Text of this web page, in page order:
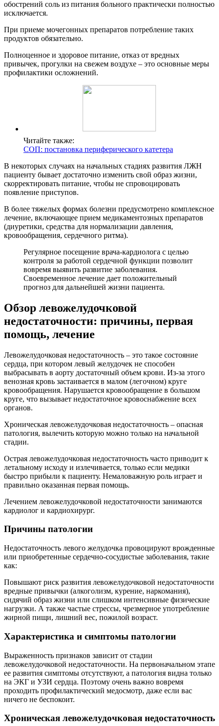
обострений соль из питания больного практически полностью
исключается.
При приеме мочегонных препаратов потребление таких
продуктов обязательно.
Полноценное и здоровое питание, отказ от вредных
привычек, прогулки на свежем воздухе – это основные меры
профилактики осложнений.
Читайте также:
СОП: постановка периферического катетера
В некоторых случаях на начальных стадиях развития ЛЖН
пациенту бывает достаточно изменить свой образ жизни,
скорректировать питание, чтобы не спровоцировать
появление приступов.
В более тяжелых формах болезни предусмотрено комплексное
лечение, включающее прием медикаментозных препаратов
(диуретики, средства для нормализации давления,
кровообращения, сердечного ритма).
Регулярное посещение врача-кардиолога с целью
контроля за работой сердечной функции позволит
вовремя выявить развитие заболевания.
Своевременное лечение дает положительный
прогноз для дальнейшей жизни пациента.
Обзор левожелудочковой
недостаточности: причины, первая
помощь, лечение
Левожелудочковая недостаточность – это такое состояние
сердца, при котором левый желудочек не способен
выбрасывать в аорту достаточный объем крови. Из-за этого
венозная кровь застаивается в малом (легочном) круге
кровообращения. Нарушается кровообращение в большом
круге, что вызывает недостаточное кровоснабжение всех
органов.
Хроническая левожелудочковая недостаточность – опасная
патология, вылечить которую можно только на начальной
стадии.
Острая левожелудочковая недостаточность часто приводит к
летальному исходу и излечивается, только если медики
быстро прибыли к пациенту. Немаловажную роль играет и
правильно оказанная первая помощь.
Лечением левожелудочковой недостаточности занимаются
кардиолог и кардиохирург.
Причины патологии
Недостаточность левого желудочка провоцируют врожденные
или приобретенные сердечно-сосудистые заболевания, такие
как:
Повышают риск развития левожелудочковой недостаточности
вредные привычки (алкоголизм, курение, наркомания),
сидячий образ жизни или слишком интенсивные физические
нагрузки. А также частые стрессы, чрезмерное употребление
жирной пищи, лишний вес, пожилой возраст.
Характеристика и симптомы патологии
Выраженность признаков зависит от стадии
левожелудочковой недостаточности. На первоначальном этапе
ее развития симптомы отсутствуют, а патология видна только
на ЭКГ и УЗИ сердца. Поэтому очень важно вовремя
проходить профилактический медосмотр, даже если вас
ничего не беспокоит.
Хроническая левожелудочковая недостаточность